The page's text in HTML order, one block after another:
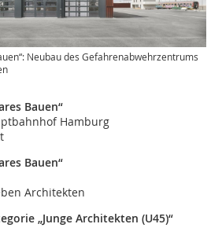
Neubau des Gefahrenabwehrzentrums
Bauen“
Hamburg
Bauen“
Architekten
„Junge Architekten (U45)“